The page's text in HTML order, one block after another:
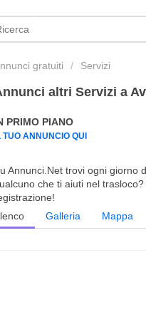
gratuiti Servizi
altri Servizi a
PRIMO PIANO
TUO ANNUNCIO QUI
Annunci.Net trovi ogni giorno
che ti aiuti nel
Galleria Mappa